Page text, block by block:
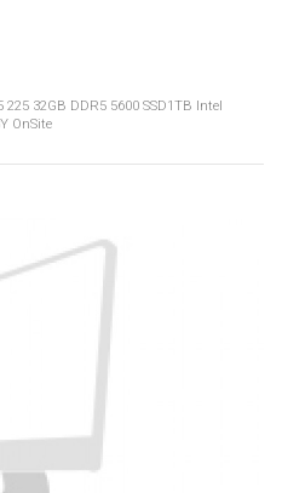
225 32GB DDR5 5600 SSD1TB Intel
OnSite